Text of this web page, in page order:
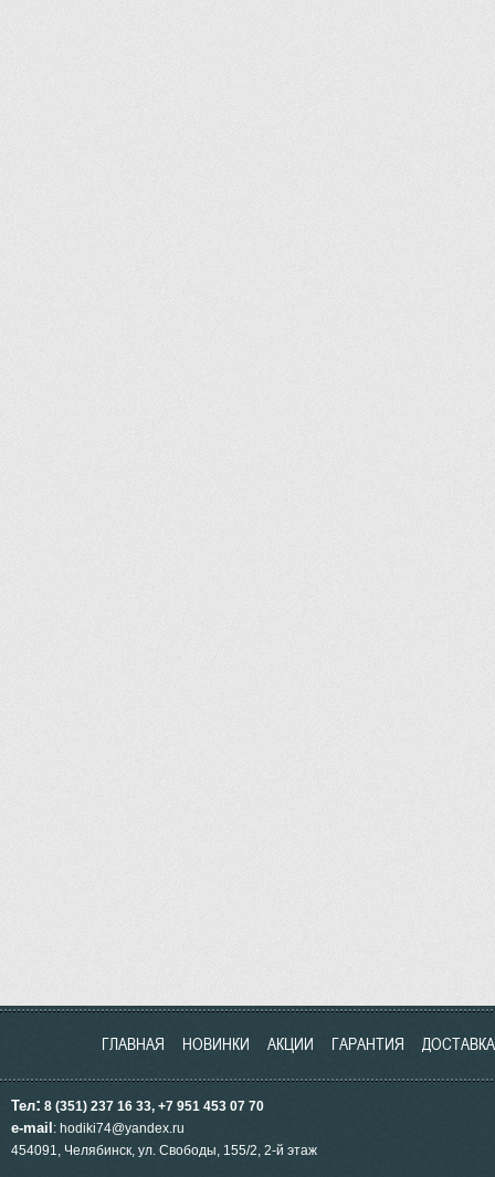
ГЛАВНАЯ НОВИНКИ АКЦИИ ГАРАНТИЯ ДОСТАВКА
Тел: 8 (351) 237 16 33, +7 951 453 07 70
e-mail : hodiki74@yandex.ru
454091, Челябинск, ул. Свободы, 155/2, 2-й этаж